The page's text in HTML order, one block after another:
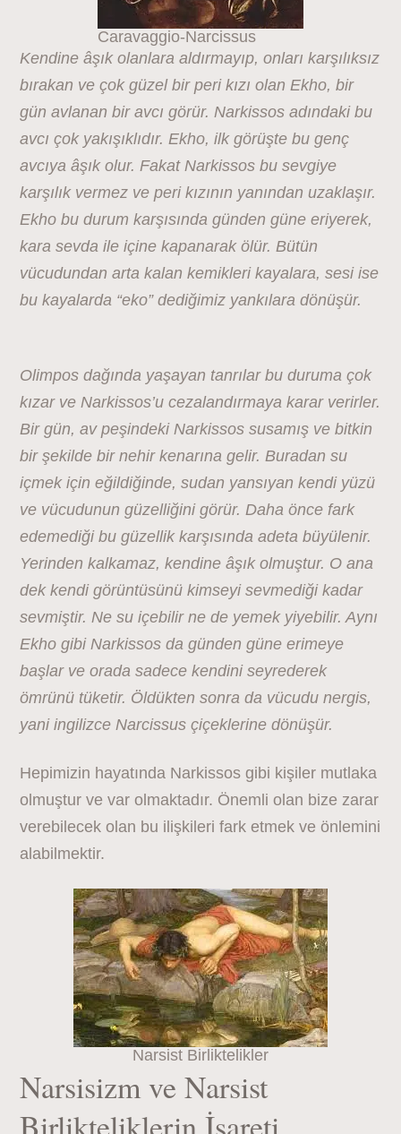
Caravaggio-Narcissus
Kendine âşık olanlara aldırmayıp, onları karşılıksız
bırakan ve çok güzel bir peri kızı olan Ekho, bir
gün avlanan bir avcı görür. Narkissos adındaki bu
avcı çok yakışıklıdır. Ekho, ilk görüşte bu genç
avcıya âşık olur. Fakat Narkissos bu sevgiye
karşılık vermez ve peri kızının yanından uzaklaşır.
Ekho bu durum karşısında günden güne eriyerek,
kara sevda ile içine kapanarak ölür. Bütün
vücudundan arta kalan kemikleri kayalara, sesi ise
bu kayalarda “eko” dediğimiz yankılara dönüşür.
Olimpos dağında yaşayan tanrılar bu duruma çok
kızar ve Narkissos’u cezalandırmaya karar verirler.
Bir gün, av peşindeki Narkissos susamış ve bitkin
bir şekilde bir nehir kenarına gelir. Buradan su
içmek için eğildiğinde, sudan yansıyan kendi yüzü
ve vücudunun güzelliğini görür. Daha önce fark
edemediği bu güzellik karşısında adeta büyülenir.
Yerinden kalkamaz, kendine âşık olmuştur. O ana
dek kendi görüntüsünü kimseyi sevmediği kadar
sevmiştir. Ne su içebilir ne de yemek yiyebilir. Aynı
Ekho gibi Narkissos da günden güne erimeye
başlar ve orada sadece kendini seyrederek
ömrünü tüketir. Öldükten sonra da vücudu nergis,
yani ingilizce Narcissus çiçeklerine dönüşür.
Hepimizin hayatında Narkissos gibi kişiler mutlaka
olmuştur ve var olmaktadır. Önemli olan bize zarar
verebilecek olan bu ilişkileri fark etmek ve önlemini
alabilmektir.
Narsist Birliktelikler
Narsisizm ve Narsist